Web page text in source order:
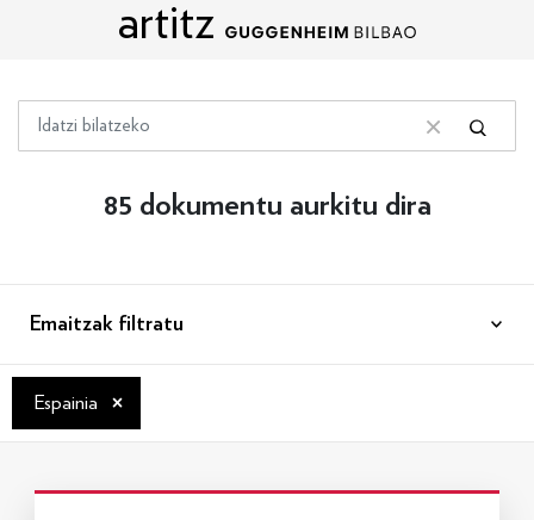
Edukira zuzenean joan
artitz
Bilatu
Bilaketa garbitu
Bilatu
85 dokumentu aurkitu dira
Emaitzak filtratu
Espainia ×